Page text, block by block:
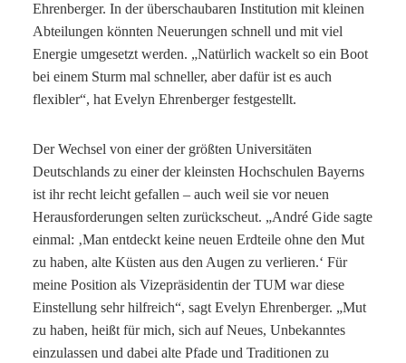
Ehrenberger. In der überschaubaren Institution mit kleinen
Abteilungen könnten Neuerungen schnell und mit viel
Energie umgesetzt werden. „Natürlich wackelt so ein Boot
bei einem Sturm mal schneller, aber dafür ist es auch
flexibler“, hat Evelyn Ehrenberger festgestellt.
Der Wechsel von einer der größten Universitäten
Deutschlands zu einer der kleinsten Hochschulen Bayerns
ist ihr recht leicht gefallen – auch weil sie vor neuen
Herausforderungen selten zurückscheut. „André Gide sagte
einmal: ‚Man entdeckt keine neuen Erdteile ohne den Mut
zu haben, alte Küsten aus den Augen zu verlieren.‘ Für
meine Position als Vizepräsidentin der TUM war diese
Einstellung sehr hilfreich“, sagt Evelyn Ehrenberger. „Mut
zu haben, heißt für mich, sich auf Neues, Unbekanntes
einzulassen und dabei alte Pfade und Traditionen zu